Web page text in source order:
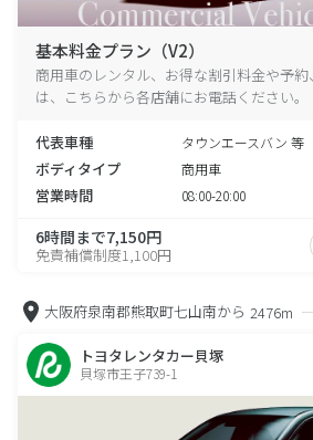
基本料金プラン（V2）
商用車のレンタル、お得な割引料金や予
は、こちらから各店舗にお電話ください。
代表車種 タウンエースバン 等
ボディタイプ 商用車
営業時間 08:00-20:00
6時間まで7,150円
免責補償制度1,100円
大阪府泉南郡熊取町七山南から 2476m
トヨタレンタカー貝塚
貝塚市王子739-1